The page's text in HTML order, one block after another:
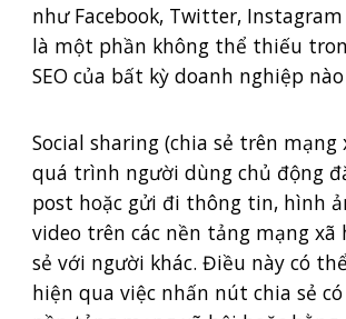
như Facebook, Twitter,
là một phần không thể thiếu
SEO của bất kỳ doanh nghiệp
Social sharing (chia sẻ trên mạng
quá trình người dùng chủ động
post hoặc gửi đi thông tin, hình
video trên các nền tảng mạng xã
sẻ với người khác. Điều này có
hiện qua việc nhấn nút chia sẻ